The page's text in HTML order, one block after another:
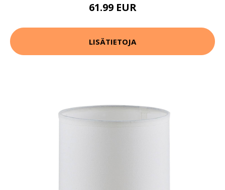
61.99 EUR
LISÄTIETOJA